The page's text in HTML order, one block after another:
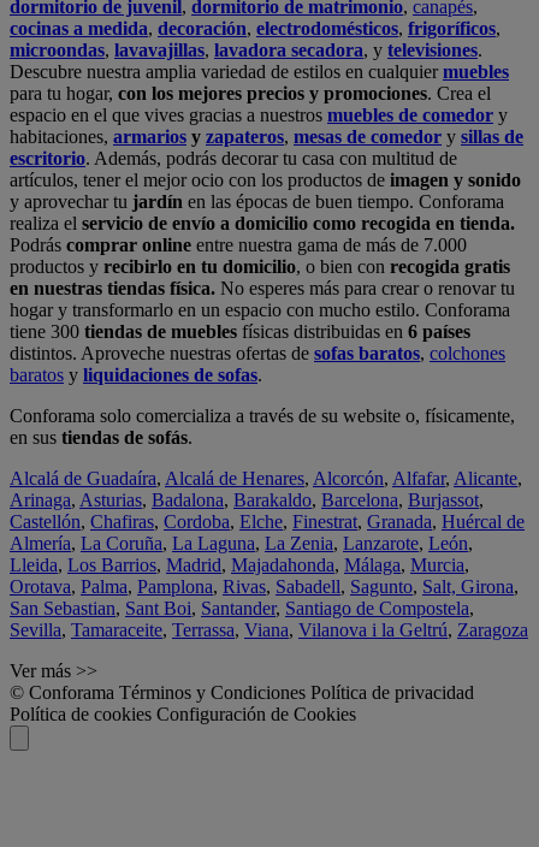
dormitorio de juvenil, dormitorio de matrimonio, canapés,
cocinas a medida, decoración, electrodomésticos, frigoríficos,
microondas, lavavajillas, lavadora secadora, y televisiones.
Descubre nuestra amplia variedad de estilos en cualquiermuebles
para tu hogar, con los mejores precios y promociones. Crea el
espacio en el que vives gracias a nuestros muebles de comedor y
habitaciones, armarios y zapateros, mesas de comedor y sillas de
escritorio. Además, podrás decorar tu casa con multitud de
artículos, tener el mejor ocio con los productos de imagen y sonido
y aprovechar tu jardín en las épocas de buen tiempo. Conforama
realiza el servicio de envío a domicilio como recogida en tienda.
Podrás comprar online entre nuestra gama de más de 7.000
productos y recibirlo en tu domicilio, o bien con recogida gratis
en nuestras tiendas física. No esperes más para crear o renovar tu
hogar y transformarlo en un espacio con mucho estilo. Conforama
tiene 300 tiendas de muebles físicas distribuidas en 6 países
distintos. Aproveche nuestras ofertas de sofas baratos, colchones
baratos y liquidaciones de sofas.
Conforama solo comercializa a través de su website o, físicamente,
en sus tiendas de sofás.
Alcalá de Guadaíra, Alcalá de Henares, Alcorcón, Alfafar, Alicante,
Arinaga, Asturias, Badalona, Barakaldo, Barcelona, Burjassot,
Castellón, Chafiras, Cordoba, Elche, Finestrat, Granada, Huércal de
Almería, La Coruña, La Laguna, La Zenia, Lanzarote, León,
Lleida, Los Barrios, Madrid, Majadahonda, Málaga, Murcia,
Orotava, Palma, Pamplona, Rivas, Sabadell, Sagunto, Salt, Girona,
San Sebastian, Sant Boi, Santander, Santiago de Compostela,
Sevilla, Tamaraceite, Terrassa, Viana, Vilanova i la Geltrú, Zaragoza
Ver más >>
© Conforama Términos y Condiciones Política de privacidad
Política de cookies Configuración de Cookies